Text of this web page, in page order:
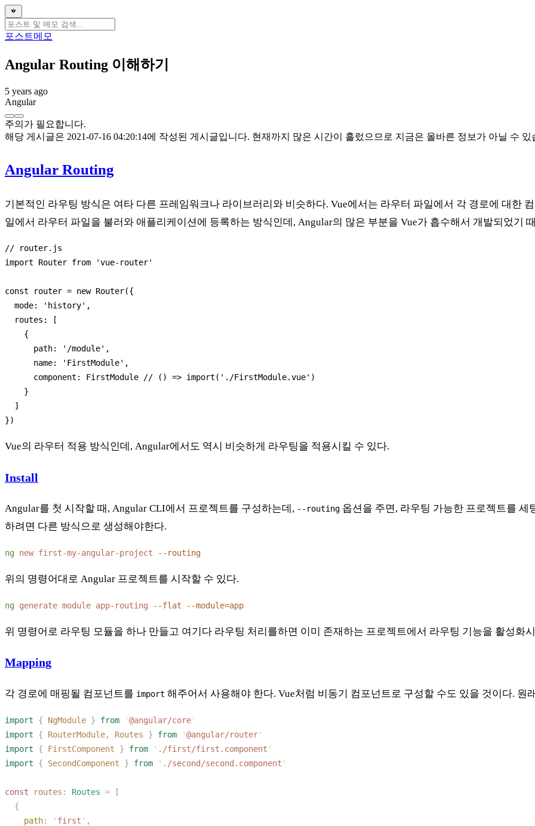
포스트메모
Angular Routing 이해하기
5 years ago
Angular
주의가 필요합니다.
해당 게시글은 2021-07-16 04:20:14에 작성된 게시글입니다. 현재까지 많은 시간이 흘렀으므로 지금은 올바른 정보가 아닐 수 있
Angular Routing
기본적인 라우팅 방식은 여타 다른 프레임워크나 라이브러리와 비슷하다. Vue에서는 라우터 파일에서 각 경로에 대한
일에서 라우터 파일을 불러와 애플리케이션에 등록하는 방식인데, Angular의 많은 부분을 Vue가 흡수해서 개발되었기
Vue의 라우터 적용 방식인데, Angular에서도 역시 비슷하게 라우팅을 적용시킬 수 있다.
Install
Angular를 첫 시작할 때, Angular CLI에서 프로젝트를 구성하는데, --routing 옵션을 주면, 라우팅 가능한 프로젝트를
하려면 다른 방식으로 생성해야한다.
ng new first-my-angular-project
위의 명령어대로 Angular 프로젝트를 시작할 수 있다.
ng generate module app-routing --flat
위 명령어로 라우팅 모듈을 하나 만들고 여기다 라우팅 처리를하면 이미 존재하는 프로젝트에서 라우팅 기능을 활성화
Mapping
각 경로에 매핑될 컴포넌트를 import 해주어서 사용해야 한다. Vue처럼 비동기 컴포넌트로 구성할 수도 있을 것이다. 원
import { NgModule } from '@angular/core
import { RouterModule, Routes } from '@angular/router
import { FirstComponent } from ' ./first/first.component
import { SecondComponent } from ' ./second/second.component
const routes : Routes =
    path
: ' first '